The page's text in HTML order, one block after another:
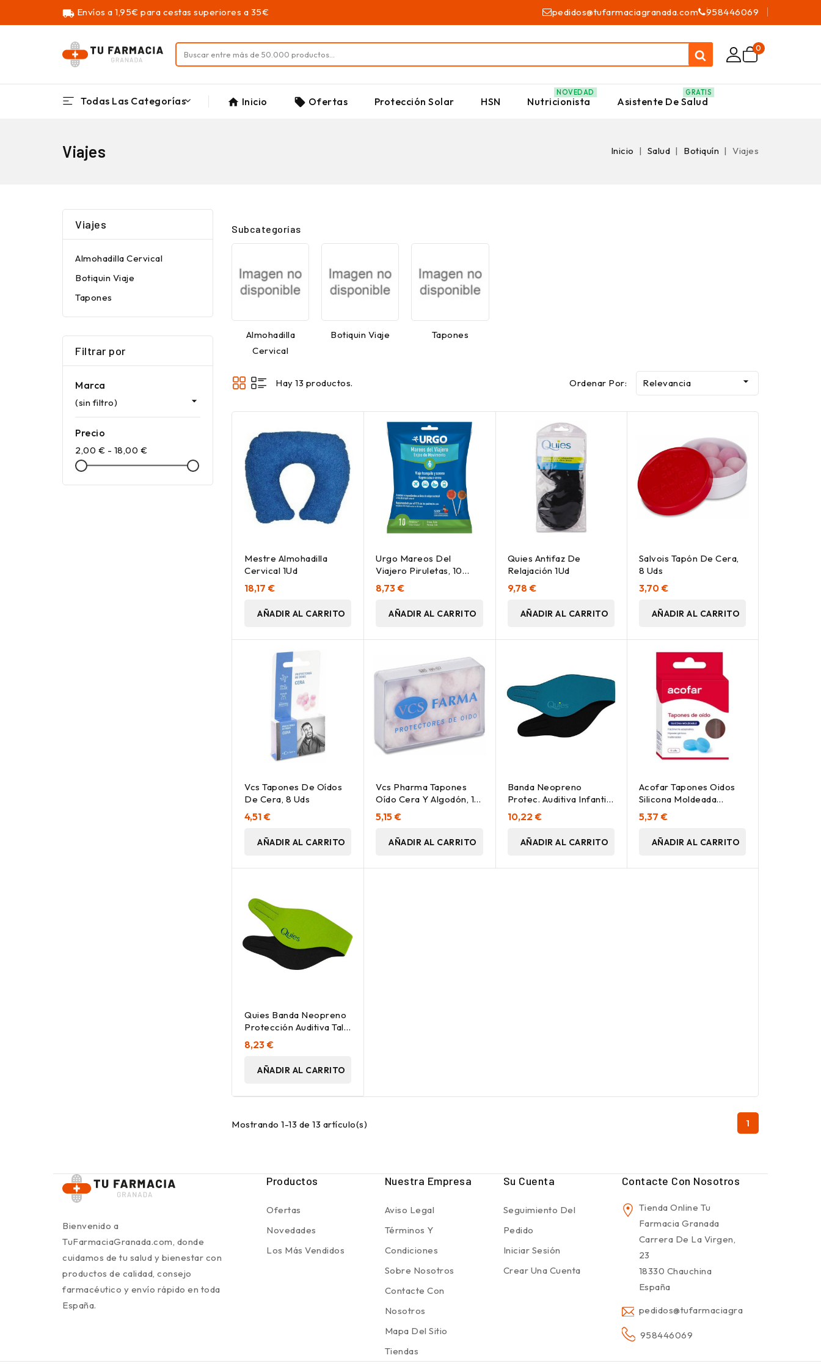
local_shipping Envíos a 1,95€ para cestas superiores a 35€ pedidos@tufarmaciagranada.com 958446069
0
Todas Las Categorías home Inicio local_offer Ofertas Protección Solar HSN Nutricionista
NOVEDAD
Asistente De Salud
GRATIS
Viajes Inicio Salud Botiquín Viajes
Viajes
Almohadilla Cervical
Botiquin Viaje
Tapones
Filtrar por
Marca
(sin filtro) 
Precio
2,00 € - 18,00 €
Subcategorías
Almohadilla
Cervical
Botiquin Viaje Tapones
Hay 13 productos. Ordenar Por: Relevancia 
Mestre Almohadilla
Cervical 1Ud
18,17 €
AÑADIR AL CARRITO
Urgo Mareos Del
Viajero Piruletas, 10
Unidades
8,73 €
AÑADIR AL CARRITO
Quies Antifaz De
Relajación 1Ud
9,78 €
AÑADIR AL CARRITO
Salvois Tapón De Cera,
8 Uds
3,70 €
AÑADIR AL CARRITO
Vcs Tapones De Oídos
De Cera, 8 Uds
4,51 €
AÑADIR AL CARRITO
Vcs Pharma Tapones
Oído Cera Y Algodón, 12
Uds
5,15 €
AÑADIR AL CARRITO
Banda Neopreno
Protec. Auditiva Infantil
1Ud Quies
10,22 €
AÑADIR AL CARRITO
Acofar Tapones Oidos
Silicona Moldeada
Infantiles 6Uds
5,37 €
AÑADIR AL CARRITO
Quies Banda Neopreno
Protección Auditiva Talla
Grande 1Ud
8,23 €
AÑADIR AL CARRITO
Mostrando 1-13 de 13 artículo(s) 1
Bienvenido a
TuFarmaciaGranada.com, donde
cuidamos de tu salud y bienestar con
productos de calidad, consejo
farmacéutico y envío rápido en toda
España.
Productos
Ofertas
Novedades
Los Más Vendidos
Nuestra Empresa
Aviso Legal
Términos Y
Condiciones
Sobre Nosotros
Contacte Con
Nosotros
Mapa Del Sitio
Tiendas
Su Cuenta
Seguimiento Del
Pedido
Iniciar Sesión
Crear Una Cuenta
Contacte Con Nosotros
Tienda Online Tu
Farmacia Granada
Carrera De La Virgen,
23
18330 Chauchina
España
pedidos@tufarmaciagranada.com
958446069